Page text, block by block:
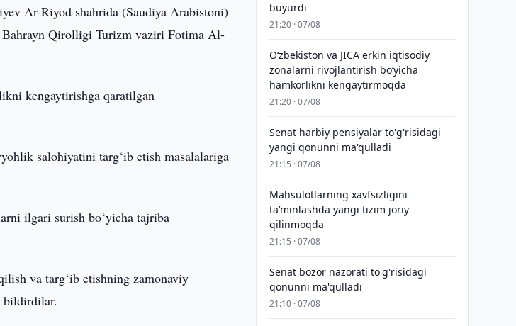
Ar-Riyod shahrida (Saudiya Arabistoni)
Bahrayn Qirolligi Turizm vaziri Fotima Al-
kengaytirishga qaratilgan
salohiyatini targ‘ib etish masalalariga
ilgari surish bo‘yicha tajriba
va targ‘ib etishning zamonaviy
bildirdilar.
buyurdi
21:20 · 07/08
Oʻzbekiston va JICA erkin iqtisodiy
zonalarni rivojlantirish boʻyicha
hamkorlikni kengaytirmoqda
21:20 · 07/08
Senat harbiy pensiyalar to'g'risidagi
yangi qonunni ma'qulladi
21:15 · 07/08
Mahsulotlarning xavfsizligini
taʼminlashda yangi tizim joriy
qilinmoqda
21:15 · 07/08
Senat bozor nazorati to'g'risidagi
qonunni ma'qulladi
21:10 · 07/08